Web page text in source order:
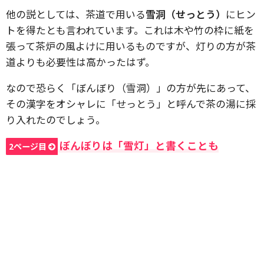
他の説としては、茶道で用いる雪洞（せっとう） にヒン
トを得たとも言われています。これは木や竹の枠に紙を
張って茶炉の風よけに用いるものですが、灯りの方が茶
道よりも必要性は高かったはず。
なので恐らく「ぼんぼり（雪洞）」の方が先にあって、
その漢字をオシャレに「せっとう」と呼んで茶の湯に採
り入れたのでしょう。
2ページ目 ぼんぼりは「雪灯」と書くことも